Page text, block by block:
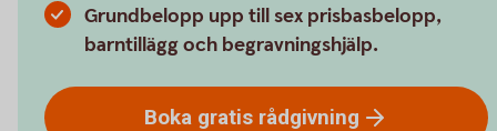
Grundbelopp upp till sex prisbasbelopp,
barntillägg och begravningshjälp.
Boka gratis rådgivning